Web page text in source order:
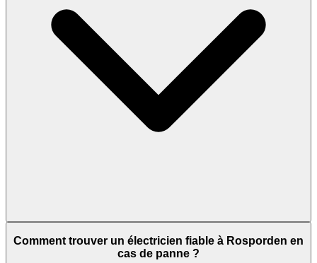
Comment trouver un électricien fiable à Rosporden en
cas de panne ?